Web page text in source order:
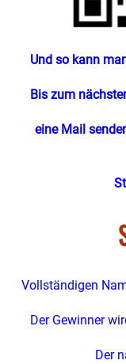
Und so kann
Bis zum
eine Mail
Vollständigen
Der Gewinner
Der